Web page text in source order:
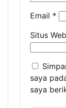
Email *
Situs Web
saya
saya